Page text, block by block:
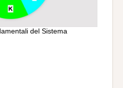
del Sistema